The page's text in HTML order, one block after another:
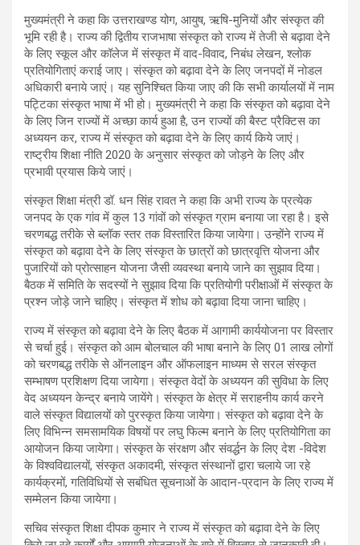
मुख्यमंत्री ने कहा कि उत्तराखण्ड योग, आयुष, ऋषि-मुनियों और संस्कृत की
भूमि रही है। राज्य की द्वितीय राजभाषा संस्कृत को राज्य में तेजी से बढ़ावा देने
के लिए स्कूल और कॉलेज में संस्कृत में वाद-विवाद, निबंध लेखन, श्लोक
प्रतियोगिताएं कराई जाए। संस्कृत को बढ़ावा देने के लिए जनपदों में नोडल
अधिकारी बनाये जाएं। यह सुनिश्चित किया जाए की कि सभी कार्यालयों में नाम
पट्टिका संस्कृत भाषा में भी हो। मुख्यमंत्री ने कहा कि संस्कृत को बढ़ावा देने
के लिए जिन राज्यों में अच्छा कार्य हुआ है, उन राज्यों की बैस्ट प्रैक्टिस का
अध्ययन कर, राज्य में संस्कृत को बढ़ावा देने के लिए कार्य किये जाएं।
राष्ट्रीय शिक्षा नीति 2020 के अनुसार संस्कृत को जोड़ने के लिए और
प्रभावी प्रयास किये जाएं।
संस्कृत शिक्षा मंत्री डॉ. धन सिंह रावत ने कहा कि अभी राज्य के प्रत्येक
जनपद के एक गांव में कुल 13 गांवों को संस्कृत ग्राम बनाया जा रहा है। इसे
चरणबद्ध तरीके से ब्लॉक स्तर तक विस्तारित किया जायेगा। उन्होंने राज्य में
संस्कृत को बढ़ावा देने के लिए संस्कृत के छात्रों को छात्रवृत्ति योजना और
पुजारियों को प्रोत्साहन योजना जैसी व्यवस्था बनाये जाने का सुझाव दिया।
बैठक में समिति के सदस्यों ने सुझाव दिया कि प्रतियोगी परीक्षाओं में संस्कृत के
प्रश्न जोड़े जाने चाहिए। संस्कृत में शोध को बढ़ावा दिया जाना चाहिए।
राज्य में संस्कृत को बढ़ावा देने के लिए बैठक में आगामी कार्ययोजना पर विस्तार
से चर्चा हुई। संस्कृत को आम बोलचाल की भाषा बनाने के लिए 01 लाख लोगों
को चरणबद्ध तरीके से ऑनलाइन और ऑफलाइन माध्यम से सरल संस्कृत
सम्भाषण प्रशिक्षण दिया जायेगा। संस्कृत वेदों के अध्ययन की सुविधा के लिए
वेद अध्ययन केन्द्र बनाये जायेंगे। संस्कृत के क्षेत्र में सराहनीय कार्य करने
वाले संस्कृत विद्यालयों को पुरस्कृत किया जायेगा। संस्कृत को बढ़ावा देने के
लिए विभिन्न समसामयिक विषयों पर लघु फिल्म बनाने के लिए प्रतियोगिता का
आयोजन किया जायेगा। संस्कृत के संरक्षण और संवर्द्धन के लिए देश -विदेश
के विश्वविद्यालयों, संस्कृत अकादमी, संस्कृत संस्थानों द्वारा चलाये जा रहे
कार्यक्रमों, गतिविधियों से सबंधित सूचनाओं के आदान-प्रदान के लिए राज्य में
सम्मेलन किया जायेगा।
सचिव संस्कृत शिक्षा दीपक कुमार ने राज्य में संस्कृत को बढ़ावा देने के लिए